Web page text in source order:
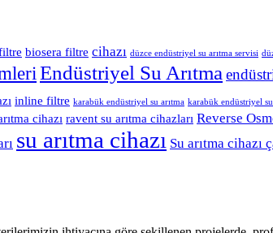
biosera filtre cihazı düzce endüstriyel su arıtma servisi
Endüstriyel Su Arıtma
inline filtre karabük endüstriyel su arıtma karabük endüstriyel su
cihazı ravent su arıtma cihazları Reverse
su arıtma cihazı Su arıtma cihazı